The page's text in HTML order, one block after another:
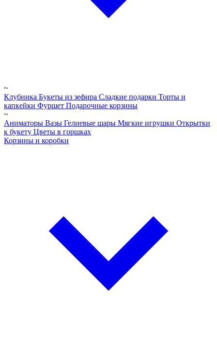
~
Клубника Букеты из зефира Сладкие подарки Торты и
капкейки Фуршет Подарочные корзины
~
Аниматоры Вазы Гелиевые шары Мягкие игрушки Открытки
к букету Цветы в горшках
Корзины и коробки